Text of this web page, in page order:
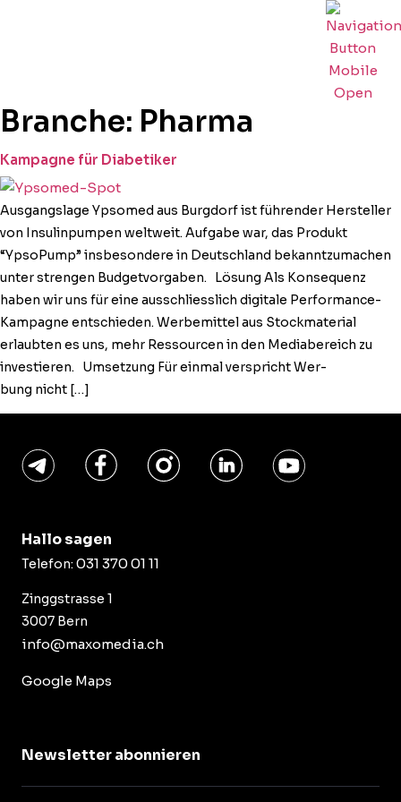
Branche: Pharma
Kampagne für Diabetiker
Aus­gangslage Ypsomed aus Burgdorf ist führen­der Her­steller
von Insulin­pumpen weltweit. Auf­gabe war, das Pro­dukt
“YpsoP­ump” ins­beson­dere in Deutsch­land bekan­ntzu­machen
unter stren­gen Bud­getvor­gaben. Lösung Als Kon­se­quenz
haben wir uns für eine auss­chliesslich dig­i­tale Per­­for­­mance-
Kam­­pagne entsch­ieden. Werbe­mit­tel aus Stock­ma­te­r­i­al
erlaubten es uns, mehr Ressourcen in den Medi­a­bere­ich zu
investieren. Umset­zung Für ein­mal ver­spricht Wer­
bung nicht […]
Hallo sagen
Telefon: 031 370 01 11
Zinggstrasse 1
3007 Bern
info@maxomedia.ch
Google Maps
Newsletter abonnieren